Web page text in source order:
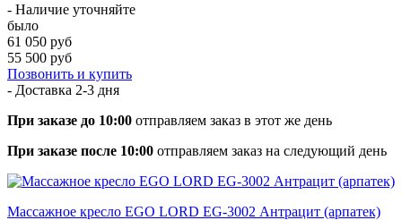
- Наличие уточняйте
было
61 050 руб
55 500 руб
Позвонить и купить
- Доставка 2-3 дня
При заказе до 10:00 отправляем заказ в этот же день
При заказе после 10:00 отправляем заказ на следующий день
Массажное кресло EGO LORD EG-3002 Антрацит (арпатек)